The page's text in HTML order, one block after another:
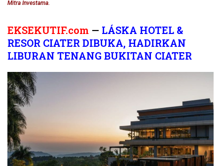
Mitra Investama.
EKSEKUTIF.com — LÁSKA HOTEL &
RESOR CIATER DIBUKA, HADIRKAN
LIBURAN TENANG BUKITAN CIATER